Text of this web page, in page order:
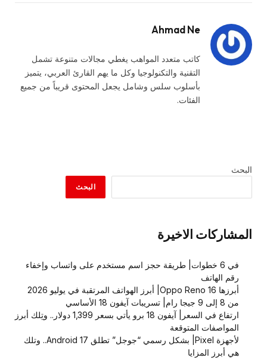
Ahmad Ne
كاتب متعدد المواهب يغطي مجالات متنوعة تشمل
التقنية والتكنولوجيا وكل ما يهم القارئ العربي، يتميز
بأسلوب سلس وشامل يجعل المحتوى قريباً من جميع
الفئات.
البحث
البحث
المشاركات الاخيرة
في 6 خطوات| طريقة حجز اسم مستخدم على واتساب وإخفاء
رقم الهاتف
أبرزها Oppo Reno 16| أبرز الهواتف المرتقبة في يوليو 2026
من 8 إلى 9 جيجا رام| تسريبات آيفون 18 الأساسي
ارتفاع في السعر| آيفون 18 برو يأتي بسعر 1,399 دولار.. وتِلك أبرز
المواصفات المتوقعة
لأجهزة Pixel| بشكل رسمي “جوجل” تطلق Android 17.. وتلك
هي أبرز المزايا